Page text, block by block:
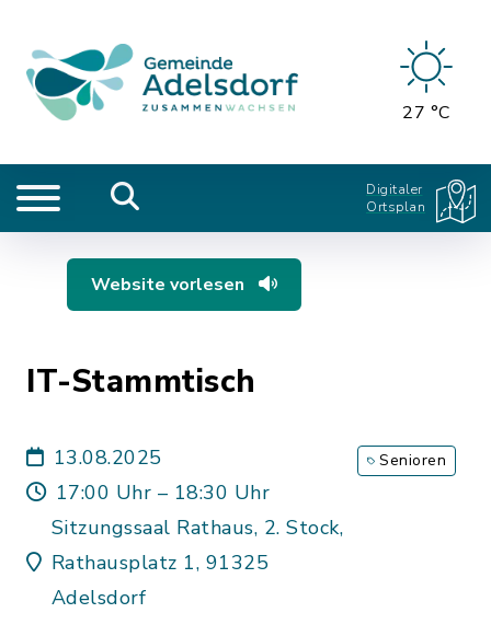
27 °C
Digitaler
Ortsplan
Website vorlesen
IT-Stammtisch
13.08.2025
17:00 Uhr – 18:30 Uhr
Sitzungssaal Rathaus, 2. Stock,
Rathausplatz 1, 91325
Adelsdorf
Senioren